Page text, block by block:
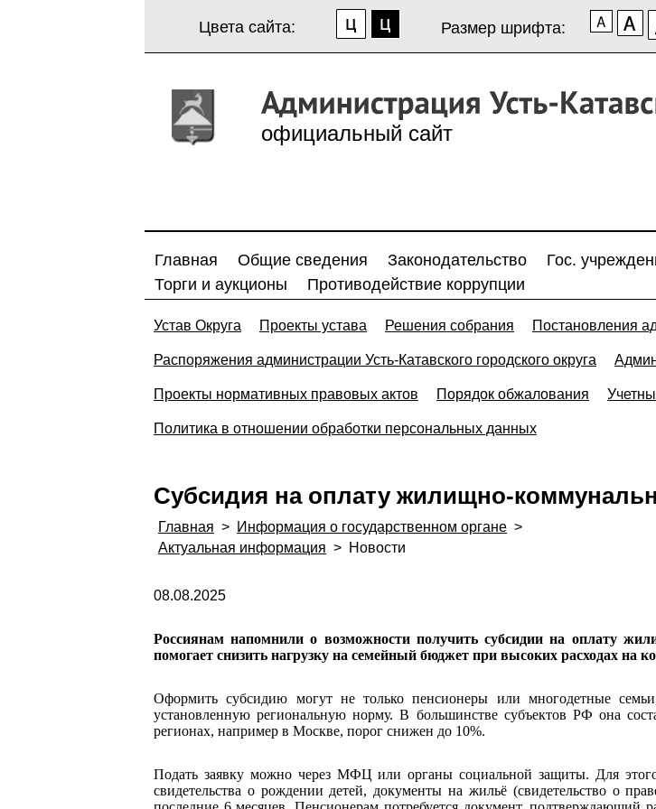
Цвета сайта: Размер шрифта:
официальный сайт
Главная Общие сведения Законодательство Гос.
Торги и аукционы
Противодействие коррупции
Устав Округа Проекты устава Решения собрания Постановления
Распоряжения администрации Усть-Катавского городского округа
Проекты нормативных правовых актов Порядок обжалования
Политика в отношении обработки персональных данных
Субсидия на оплату жилищно-
Главная > Информация о государственном органе >
Актуальная информация > Новости
08.08.2025
Россиянам напомнили о возможности получить субсидии на оплату
помогает снизить нагрузку на семейный бюджет при высоких расходах на
Оформить субсидию могут не только пенсионеры или многодетные
установленную региональную норму. В большинстве субъектов РФ она
регионах, например в Москве, порог снижен до 10%.
Подать заявку можно через МФЦ или органы социальной защиты. Для
свидетельства о рождении детей, документы на жильё (свидетельство о